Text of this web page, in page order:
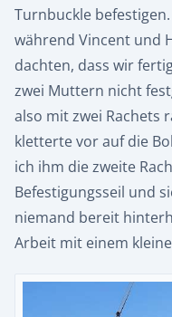
Turnbuckle
während Vincent und
dachten, dass wir
zwei Muttern nicht
also mit zwei Rachets
kletterte vor auf die
ich ihm die zweite
Befestigungsseil und
niemand bereit
Arbeit mit einem